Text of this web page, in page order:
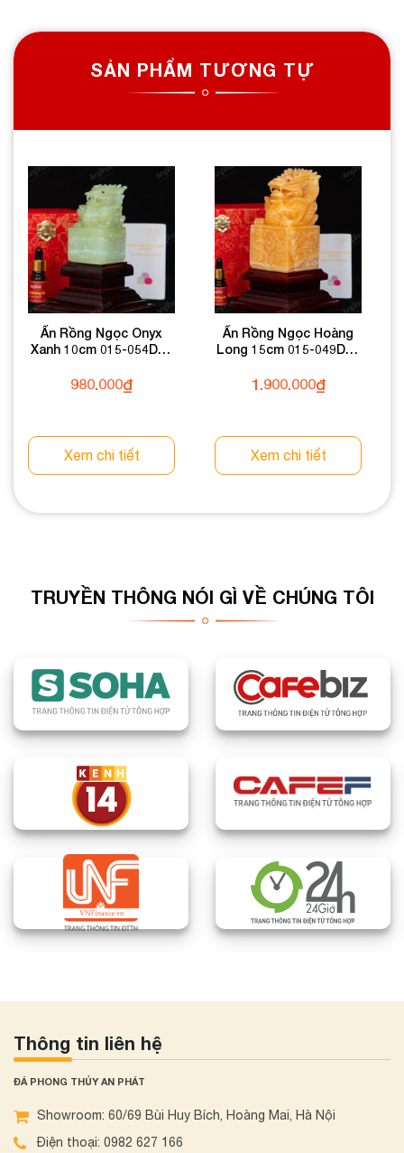
SẢN PHẨM TƯƠNG TỰ
Ấn Rồng Ngọc Onyx
Xanh 10cm 015-054DN-
980.000₫
Xem chi tiết
Ấn Rồng Ngọc Hoàng
Long 15cm 015-049DN-
1.900.000₫
Xem chi tiết
TRUYỀN THÔNG NÓI GÌ VỀ CHÚNG TÔI
Thông tin liên hệ
ĐÁ PHONG THỦY AN PHÁT
Showroom: 60/69 Bùi Huy Bích, Hoàng Mai, Hà Nội
Điện thoại: 0982 627 166